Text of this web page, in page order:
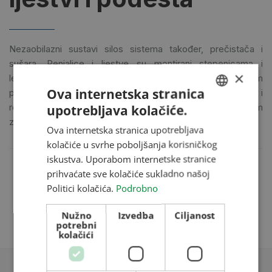
Nezaobilazni sustavi silos sistema također, prečistača i
sušara. Penjalice i ljestve su montirani stepenicama i
leđobranima po propisu zaštite na radu i sa pocinčanom
površinskom zaštitom. Podesti se montiraju sa ogradom i
rešetkastom podlogom sa pocinčanom površinskom
zaštitom.
Kataloga ljestvi i podesta
ENGLISH
ROMANIAN
CROATIAN
×
Ova internetska stranica
upotrebljava kolačiće.
Ova internetska stranica upotrebljava
kolačiće u svrhe poboljšanja korisničkog
iskustva. Uporabom internetske stranice
prihvaćate sve kolačiće sukladno našoj
Politici kolačića. Podrobno
Nužno
potrebni
kolačići
Izvedba Ciljanost